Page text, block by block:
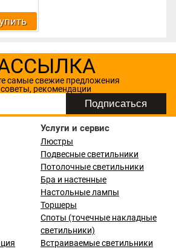
самые свежие предложения
рекомендации
Услуги и сервис
Люстры
Подвесные светильники
Потолочные светильники
Бра и настенные
Настольные лампы
Торшеры
Споты (точечные накладные
светильники)
Встраиваемые светильники